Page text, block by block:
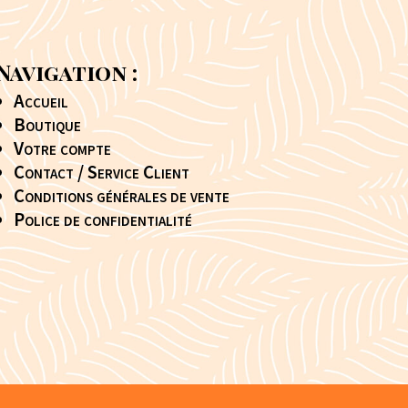
:
Accueil
Boutique
Votre compte
Contact / Service Client
Conditions générales de vente
Police de confidentialité